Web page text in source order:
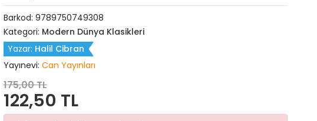
Barkod: 9789750749308
Kategori: Modern Dünya Klasikleri
Yazar: Halil Cibran
Yayınevi: Can Yayınları
175,00 TL
122,50 TL